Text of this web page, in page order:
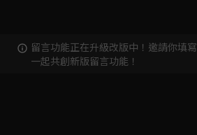
留言功能正在升級改版中！邀請你填寫
一起共創新版留言功能！